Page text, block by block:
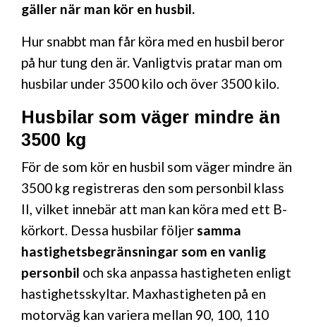
gäller när man kör en husbil.
Hur snabbt man får köra med en husbil beror
på hur tung den är. Vanligtvis pratar man om
husbilar under 3500 kilo och över 3500 kilo.
Husbilar som väger mindre än
3500 kg
För de som kör en husbil som väger mindre än
3500 kg registreras den som personbil klass
II, vilket innebär att man kan köra med ett B-
körkort. Dessa husbilar följersamma
hastighetsbegränsningar som en vanlig
personbil och ska anpassa hastigheten enligt
hastighetsskyltar. Maxhastigheten på en
motorväg kan variera mellan 90, 100, 110